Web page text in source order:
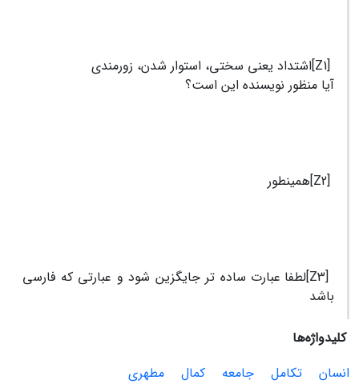
[Z1]اشتداد یعنی سختی، استوار شدن، زورمندی
آیا منظور نویسنده این است؟
[Z2]همینطور
[Z3]لطفا عبارت ساده تر جایگزین شود و عبارتی که فارسی
باشد
کلیدواژه‌ها
انسان
تکامل جامعه کمال
مطهری